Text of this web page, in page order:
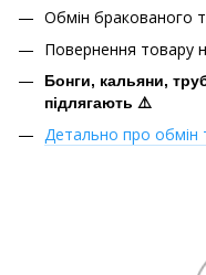
Обмін бракованого
Повернення товару
Бонги, кальяни,
підлягають ⚠️
Детально про обмін